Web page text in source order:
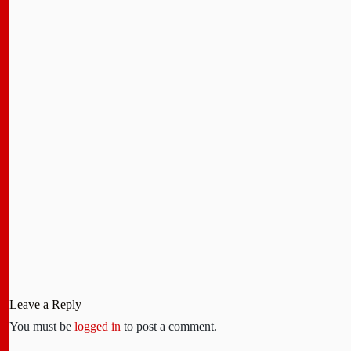
Leave a Reply
You must be logged in to post a comment.